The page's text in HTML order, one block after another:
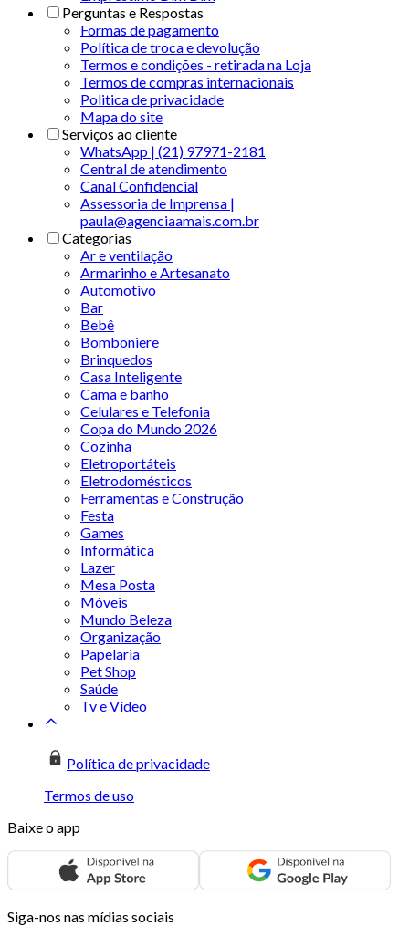
Perguntas e Respostas
Formas de pagamento
Política de troca e devolução
Termos e condições - retirada na Loja
Termos de compras internacionais
Politica de privacidade
Mapa do site
Serviços ao cliente
WhatsApp | (21) 97971-2181
Central de atendimento
Canal Confidencial
Assessoria de Imprensa |
paula@agenciaamais.com.br
Categorias
Ar e ventilação
Armarinho e Artesanato
Automotivo
Bar
Bebê
Bomboniere
Brinquedos
Casa Inteligente
Cama e banho
Celulares e Telefonia
Copa do Mundo 2026
Cozinha
Eletroportáteis
Eletrodomésticos
Ferramentas e Construção
Festa
Games
Informática
Lazer
Mesa Posta
Móveis
Mundo Beleza
Organização
Papelaria
Pet Shop
Saúde
Tv e Vídeo
Política de privacidade
Termos de uso
Baixe o app
Siga-nos nas mídias sociais